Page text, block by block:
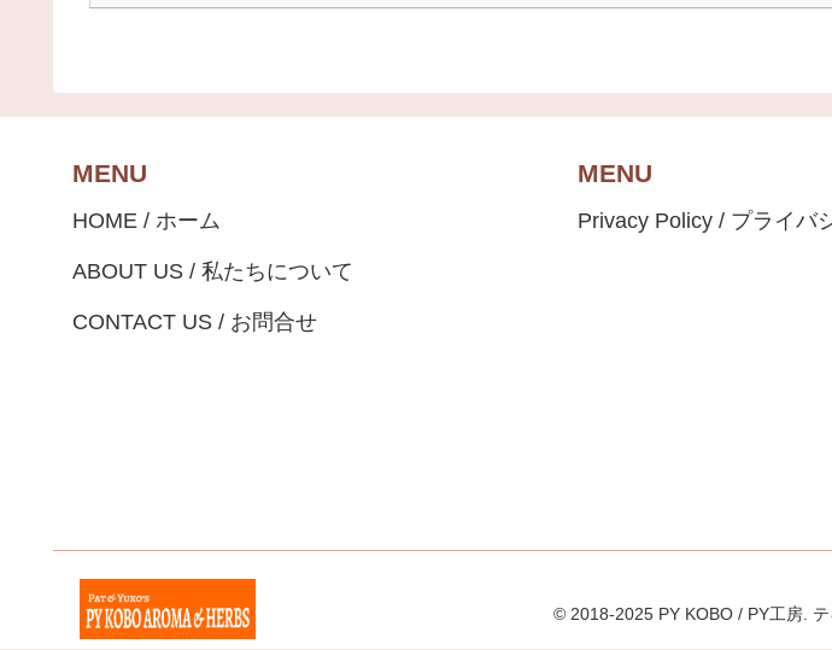
MENU
HOME / ホーム
ABOUT US / 私たちについて
CONTACT US / お問合せ
MENU
Privacy Policy / プライバ
© 2018-2025 PY KOBO / PY工房.